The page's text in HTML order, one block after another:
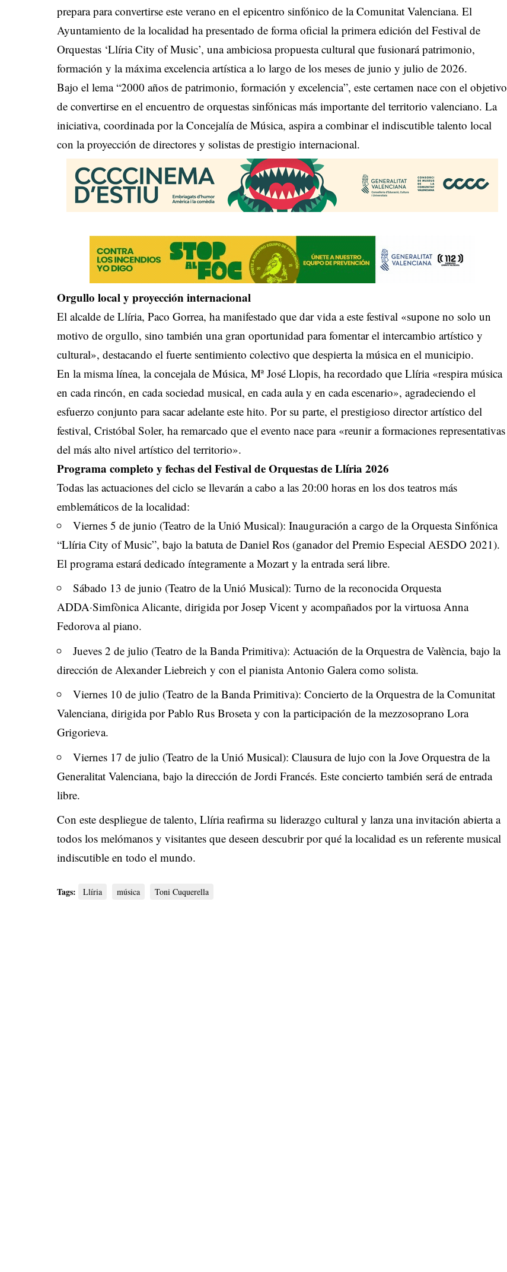
prepara para convertirse este verano en el epicentro sinfónico de la Comunitat Valenciana. El
Ayuntamiento de la localidad ha presentado de forma oficial la primera edición del Festival de
Orquestas ‘Llíria City of Music’, una ambiciosa propuesta cultural que fusionará patrimonio,
formación y la máxima excelencia artística a lo largo de los meses de junio y julio de 2026.
Bajo el lema “2000 años de patrimonio, formación y excelencia”, este certamen nace con el objetivo
de convertirse en el encuentro de orquestas sinfónicas más importante del territorio valenciano. La
iniciativa, coordinada por la Concejalía de Música, aspira a combinar el indiscutible talento local
con la proyección de directores y solistas de prestigio internacional.
Orgullo local y proyección internacional
El alcalde de Llíria, Paco Gorrea, ha manifestado que dar vida a este festival «supone no solo un
motivo de orgullo, sino también una gran oportunidad para fomentar el intercambio artístico y
cultural», destacando el fuerte sentimiento colectivo que despierta la música en el municipio.
En la misma línea, la concejala de Música, Mª José Llopis, ha recordado que Llíria «respira música
en cada rincón, en cada sociedad musical, en cada aula y en cada escenario», agradeciendo el
esfuerzo conjunto para sacar adelante este hito. Por su parte, el prestigioso director artístico del
festival, Cristóbal Soler, ha remarcado que el evento nace para «reunir a formaciones representativas
del más alto nivel artístico del territorio».
Programa completo y fechas del Festival de Orquestas de Llíria 2026
Todas las actuaciones del ciclo se llevarán a cabo a las 20:00 horas en los dos teatros más
emblemáticos de la localidad:
Viernes 5 de junio (Teatro de la Unió Musical): Inauguración a cargo de la Orquesta Sinfónica
“Llíria City of Music”, bajo la batuta de Daniel Ros (ganador del Premio Especial AESDO 2021).
El programa estará dedicado íntegramente a Mozart y la entrada será libre.
Sábado 13 de junio (Teatro de la Unió Musical): Turno de la reconocida Orquesta
ADDA·Simfònica Alicante, dirigida por Josep Vicent y acompañados por la virtuosa Anna
Fedorova al piano.
Jueves 2 de julio (Teatro de la Banda Primitiva): Actuación de la Orquestra de València, bajo la
dirección de Alexander Liebreich y con el pianista Antonio Galera como solista.
Viernes 10 de julio (Teatro de la Banda Primitiva): Concierto de la Orquestra de la Comunitat
Valenciana, dirigida por Pablo Rus Broseta y con la participación de la mezzosoprano Lora
Grigorieva.
Viernes 17 de julio (Teatro de la Unió Musical): Clausura de lujo con la Jove Orquestra de la
Generalitat Valenciana, bajo la dirección de Jordi Francés. Este concierto también será de entrada
libre.
Con este despliegue de talento, Llíria reafirma su liderazgo cultural y lanza una invitación abierta a
todos los melómanos y visitantes que deseen descubrir por qué la localidad es un referente musical
indiscutible en todo el mundo.
Tags: Llíria música Toni Cuquerella